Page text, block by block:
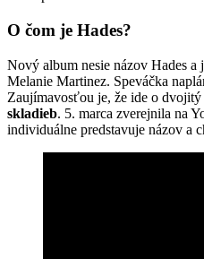
O čom je Hades?
Nový album nesie názov Hades
Melanie Martinez. Speváčka
Zaujímavosťou je, že ide o
skladieb. 5. marca zverejnila na
individuálne predstavuje názov a